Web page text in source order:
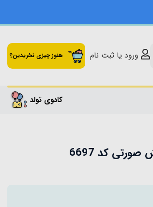
ورود یا ثبت نام هنوز چیزی نخریدین؟
کادوی تولد
کد 6697